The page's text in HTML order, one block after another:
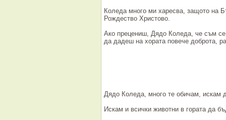
Коледа много ми харесва, защото на
Рождество Христово.
Ако прецениш, Дядо Коледа, че съм
да дадеш на хората повече доброта,
Дядо Коледа, много те обичам, искам
Искам и всички животни в гората да